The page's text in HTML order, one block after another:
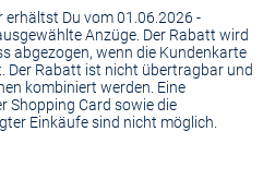
erhältst Du vom 01.06.2026 -
Anzüge. Der Rabatt wird
abgezogen, wenn die Kundenkarte
Der Rabatt ist nicht übertragbar und
kombiniert werden. Eine
Shopping Card sowie die
Einkäufe sind nicht möglich.